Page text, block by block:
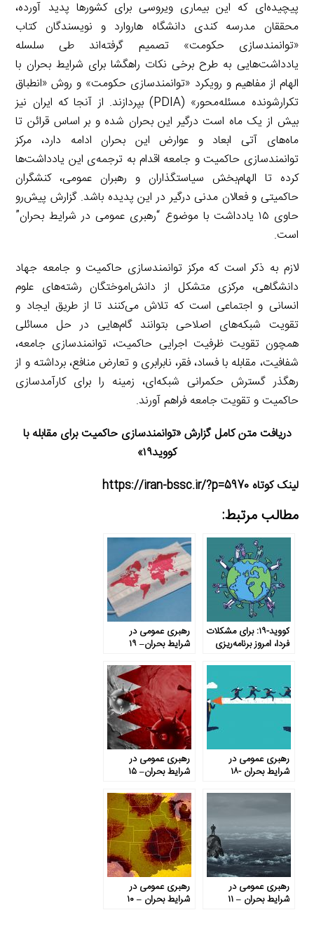
پیچیده‌ای که این بیماری ویروسی برای کشورها پدید آورده،
محققان مدرسه کندی دانشگاه هاروارد و نویسندگان کتاب
«توانمندسازی حکومت» تصمیم گرفته‌اند طی سلسله
یادداشت‌هایی به طرح برخی نکات راهگشا برای شرایط بحران با
الهام از مفاهیم و رویکرد «توانمندسازی حکومت» و روش «انطباق
تکرارشونده مسئله‌محور» (PDIA) بپردازند. از آنجا که ایران نیز
بیش از یک ماه است درگیر این بحران شده و بر اساس قرائن تا
ماه‌های آتی ابعاد و عوارض این بحران ادامه دارد، مرکز
توانمندسازی حاکمیت و جامعه اقدام به ترجمه‌ی این یادداشت‌ها
کرده تا الهام‌بخش سیاستگذاران و رهبران عمومی، کنشگران
حاکمیتی و فعالان مدنی درگیر در این پدیده باشد. گزارش پیش‌رو
حاوی ۱۵ یادداشت با موضوع “رهبری عمومی در شرایط بحران”
است.
لازم به ذکر است که مرکز توانمندسازی حاکمیت و جامعه جهاد
دانشگاهی، مرکزی متشکل از دانش‌اموختگان رشته‌های علوم
انسانی و اجتماعی است که تلاش می‌کنند تا از طریق ایجاد و
تقویت شبکه‌های اصلاحی بتوانند گام‌هایی در حل مسائلی
همچون تقویت ظرفیت اجرایی حاکمیت، توانمندسازی جامعه،
شفافیت، مقابله با فساد، فقر، نابرابری و تعارض منافع، برداشته و از
رهگذر گسترش حکمرانی شبکه‌ای، زمینه را برای کارآمدسازی
حاکمیت و تقویت جامعه فراهم آورند.
دریافت متن کامل گزارش «توانمندسازی حاکمیت برای مقابله با
کووید۱۹»
لینک کوتاه https://iran-bssc.ir/?p=5970
مطالب مرتبط:
کووید-۱۹: برای مشکلات
فردا، امروز برنامه‌ریزی
رهبری عمومی در
شرایط بحران– ۱۹
رهبری عمومی در
شرایط بحران -۱۸
رهبری عمومی در
شرایط بحران– ۱۵
رهبری عمومی در
شرایط بحران – ۱۱
رهبری عمومی در
شرایط بحران – ۱۰